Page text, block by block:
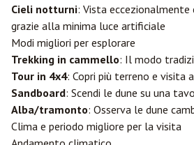
Cieli notturni: Vista
grazie alla minima luce artificiale
Modi migliori per esplorare
Trekking in cammello: Il modo
Tour in 4x4: Copri più terreno e visita
Sandboard: Scendi le dune su una
Alba/tramonto: Osserva le dune
Clima e periodo migliore per la visita